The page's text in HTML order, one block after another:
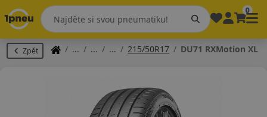
0
Zpět 215/50R17 DU71 RXMotion XL